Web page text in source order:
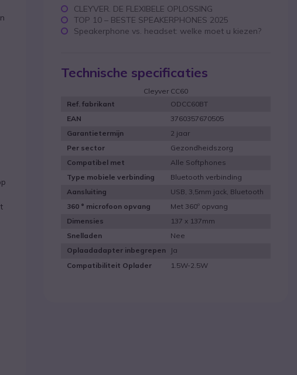
CLEYVER. DE FLEXIBELE OPLOSSING
TOP 10 – BESTE SPEAKERPHONES 2025
Speakerphone vs. headset: welke moet u kiezen?
Technische specificaties
Cleyver CC60
Ref. fabrikant
ODCC60BT
EAN
3760357670505
Garantietermijn
2 jaar
Per sector
Gezondheidszorg
Compatibel met
Alle Softphones
Type mobiele verbinding
Bluetooth verbinding
Aansluiting
USB, 3,5mm jack, Bluetooth
360 ° microfoon opvang
Met 360º opvang
Dimensies
137 x 137mm
Snelladen
Nee
Oplaadadapter inbegrepen
Ja
Compatibiliteit Oplader
1.5W-2.5W